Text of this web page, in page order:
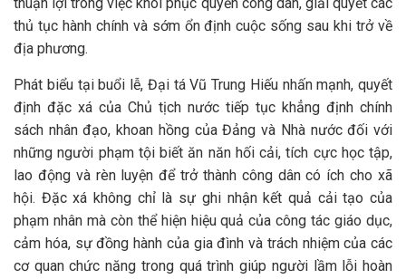
thủ tục hành chính và sớm ổn định cuộc sống sau khi trở về
địa phương.
Phát biểu tại buổi lễ, Đại tá Vũ Trung Hiếu nhấn mạnh, quyết
định đặc xá của Chủ tịch nước tiếp tục khẳng định chính
sách nhân đạo, khoan hồng của Đảng và Nhà nước đối với
những người phạm tội biết ăn năn hối cải, tích cực học tập,
lao động và rèn luyện để trở thành công dân có ích cho xã
hội. Đặc xá không chỉ là sự ghi nhận kết quả cải tạo của
phạm nhân mà còn thể hiện hiệu quả của công tác giáo dục,
cảm hóa, sự đồng hành của gia đình và trách nhiệm của các
cơ quan chức năng trong quá trình giúp người lầm lỗi hoàn